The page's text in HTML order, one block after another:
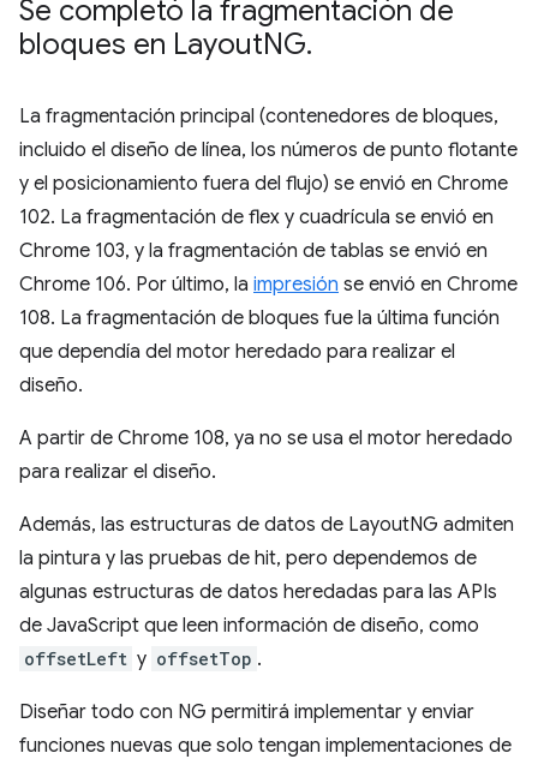
Se completó la fragmentación de
bloques en LayoutNG.
La fragmentación principal (contenedores de bloques,
incluido el diseño de línea, los números de punto flotante
y el posicionamiento fuera del flujo) se envió en Chrome
102. La fragmentación de flex y cuadrícula se envió en
Chrome 103, y la fragmentación de tablas se envió en
Chrome 106. Por último, la impresión se envió en Chrome
108. La fragmentación de bloques fue la última función
que dependía del motor heredado para realizar el
diseño.
A partir de Chrome 108, ya no se usa el motor heredado
para realizar el diseño.
Además, las estructuras de datos de LayoutNG admiten
la pintura y las pruebas de hit, pero dependemos de
algunas estructuras de datos heredadas para las APIs
de JavaScript que leen información de diseño, como
offsetLeft y offsetTop .
Diseñar todo con NG permitirá implementar y enviar
funciones nuevas que solo tengan implementaciones de